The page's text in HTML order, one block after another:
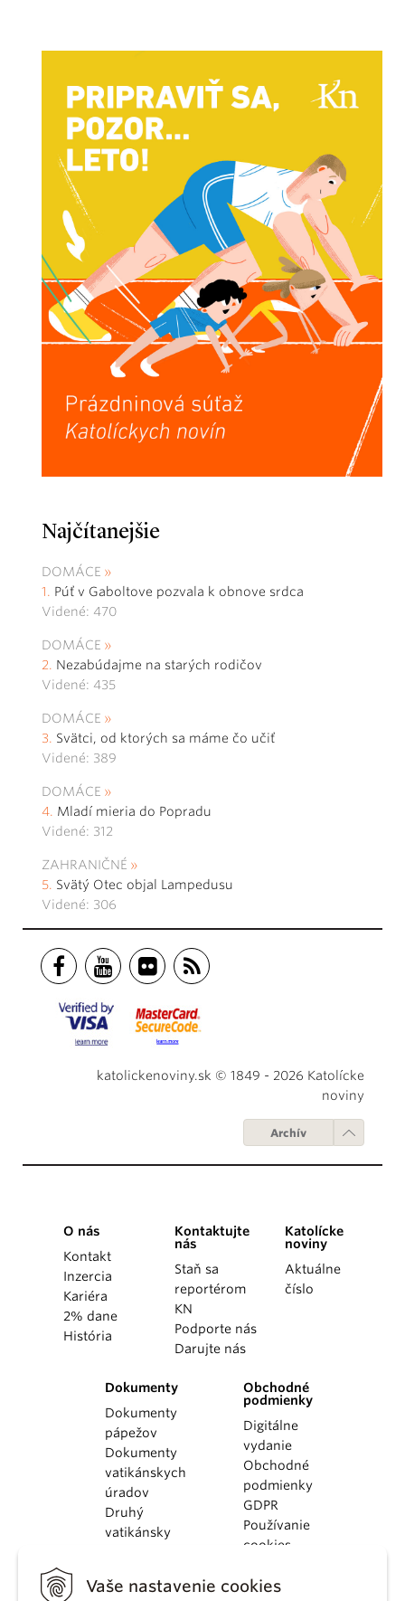
Vaše nastavenie cookies
Najčítanejšie
DOMÁCE
Púť v Gaboltove pozvala k obnove srdca
Videné: 470
DOMÁCE
Nezabúdajme na starých rodičov
Videné: 435
DOMÁCE
Svätci, od ktorých sa máme čo učiť
Videné: 389
DOMÁCE
Mladí mieria do Popradu
Videné: 312
ZAHRANIČNÉ
Svätý Otec objal Lampedusu
Videné: 306
katolickenoviny.sk © 1849 - 2026 Katolícke
noviny
Archív
O nás
Kontakt
Inzercia
Kariéra
2% dane
História
Kontaktujte
nás
Staň sa
reportérom
KN
Podporte nás
Darujte nás
Katolícke
noviny
Aktuálne
číslo
Dokumenty
Dokumenty
pápežov
Dokumenty
vatikánskych
úradov
Druhý
vatikánsky
KBS
Obchodné
podmienky
Digitálne
vydanie
Obchodné
podmienky
GDPR
Používanie
cookies